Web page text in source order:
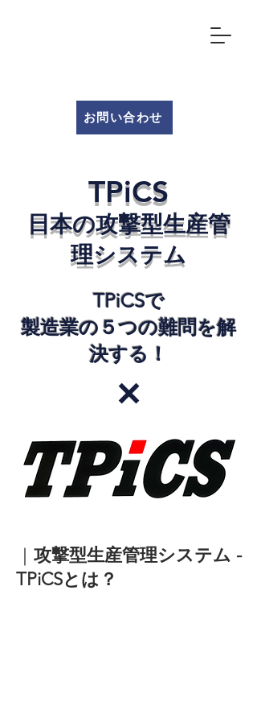
お問い合わせ
TPiCS
日本の攻撃型生産管
理システム
​TPiCSで
製造業の５つの難問を解
決する！
✕
｜ 攻撃型生産管理システム -
TPiCSとは？